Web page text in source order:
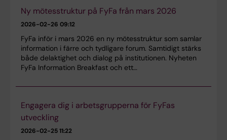
Ny mötesstruktur på FyFa från mars 2026
2026-02-26 09:12
FyFa inför i mars 2026 en ny mötesstruktur som samlar
information i färre och tydligare forum. Samtidigt stärks
både delaktighet och dialog på institutionen. Nyheten
FyFa Information Breakfast och ett…
Engagera dig i arbetsgrupperna för FyFas
utveckling
2026-02-25 11:22